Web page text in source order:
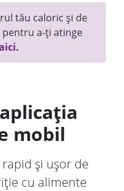
tău caloric și de
pentru a-ți atinge
mobil
rapid și ușor de
cu alimente